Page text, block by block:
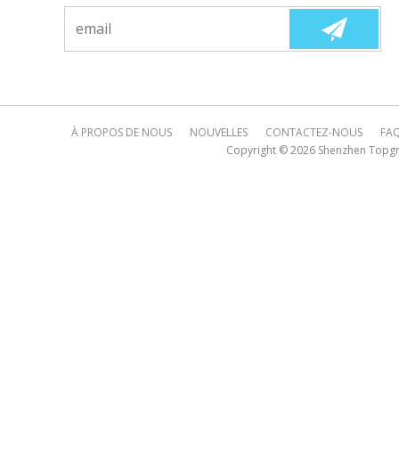
À PROPOS DE NOUS NOUVELLES CONTACTEZ-NOUS
Copyright © 2026 Shenzhen